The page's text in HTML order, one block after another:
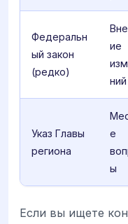
Федеральн
ый закон
(редко)
ие
ний
Указ Главы
региона
е
ы
Если вы ищете